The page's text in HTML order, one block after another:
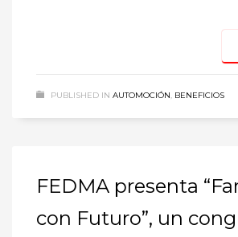
PUBLISHED IN AUTOMOCIÓN, BENEFICIOS
FEDMA presenta
con Futuro”, un